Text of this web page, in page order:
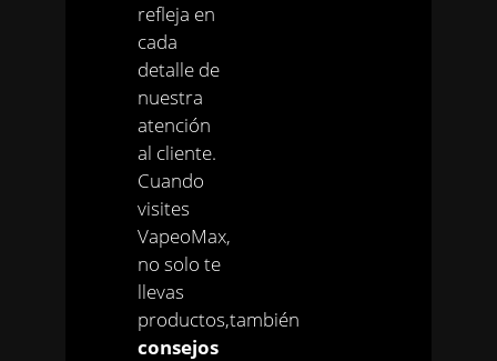
refleja en
cada
detalle de
nuestra
atención
al cliente.
Cuando
visites
VapeoMax,
no solo te
llevas
productos,también
consejos